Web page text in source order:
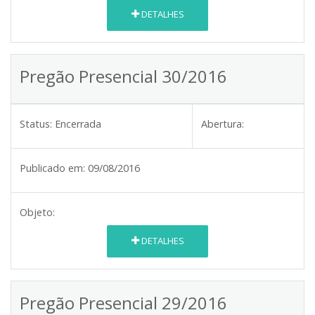
DETALHES
Pregão Presencial 30/2016
Status: Encerrada Abertura:
Publicado em: 09/08/2016
Objeto:
DETALHES
Pregão Presencial 29/2016